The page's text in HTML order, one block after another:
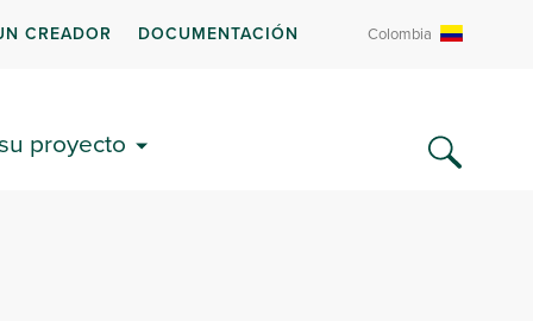
CREADOR DOCUMENTACIÓN Colombia
proyecto